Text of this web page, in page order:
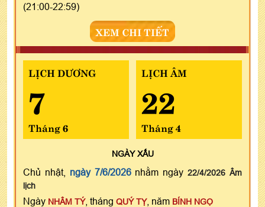
(21:00-22:59)
XEM CHI TIẾT
LỊCH DƯƠNG
7
Tháng 6
LỊCH ÂM
22
Tháng 4
NGÀYXẤU
Chủ nhật, ngày 7/6/2026nhằm ngày22/4/2026 Âm
lịch
Ngày NHÂM TÝ, tháng QUÝ TỴ, năm BÍNH NGỌ